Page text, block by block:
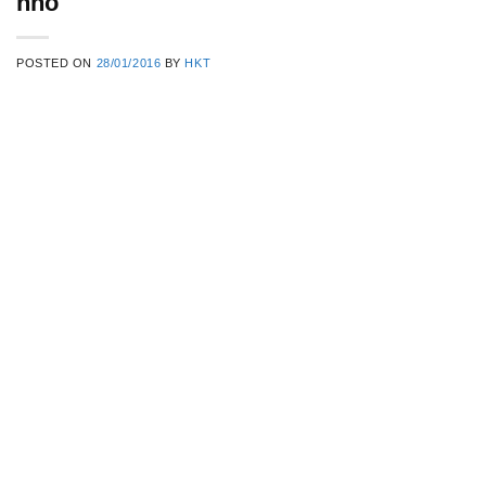
POSTED ON 28/01/2016 BY HKT